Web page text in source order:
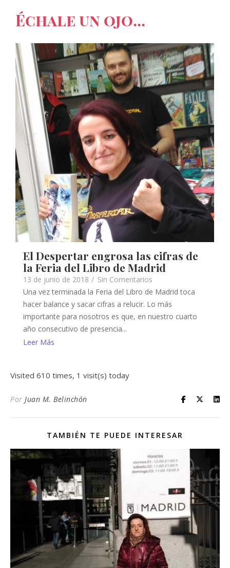
Échale un ojo...
El Despertar engrosa las cifras de
la Feria del Libro de Madrid
13 de junio de 2018 / Sin Comentarios
Una vez terminada la Feria del Libro de Madrid toca
hacer balance y sacar cifras a relucir. Lo más
importante para nosotros es que, en nuestro cuarto
año consecutivo de presencia...
Leer Más
Visited 610 times, 1 visit(s) today
Por Juan M. Belinchón
TAMBIÉN TE PUEDE INTERESAR